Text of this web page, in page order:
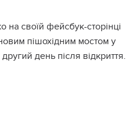
на своїй фейсбук-сторінці
пішохідним мостом у
день після відкриття.